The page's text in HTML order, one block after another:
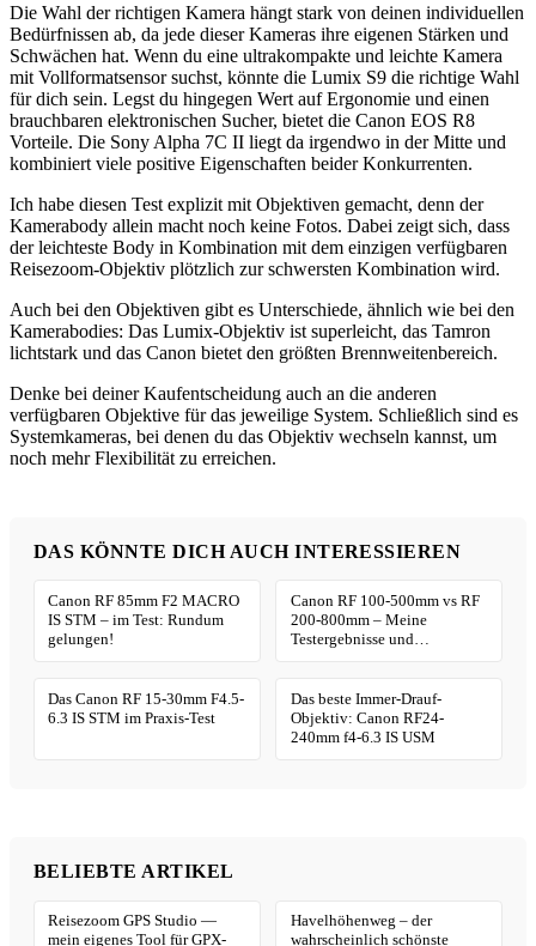
Die Wahl der richtigen Kamera hängt stark von deinen individuellen
Bedürfnissen ab, da jede dieser Kameras ihre eigenen Stärken und
Schwächen hat. Wenn du eine ultrakompakte und leichte Kamera
mit Vollformatsensor suchst, könnte die Lumix S9 die richtige Wahl
für dich sein. Legst du hingegen Wert auf Ergonomie und einen
brauchbaren elektronischen Sucher, bietet die Canon EOS R8
Vorteile. Die Sony Alpha 7C II liegt da irgendwo in der Mitte und
kombiniert viele positive Eigenschaften beider Konkurrenten.
Ich habe diesen Test explizit mit Objektiven gemacht, denn der
Kamerabody allein macht noch keine Fotos. Dabei zeigt sich, dass
der leichteste Body in Kombination mit dem einzigen verfügbaren
Reisezoom-Objektiv plötzlich zur schwersten Kombination wird.
Auch bei den Objektiven gibt es Unterschiede, ähnlich wie bei den
Kamerabodies: Das Lumix-Objektiv ist superleicht, das Tamron
lichtstark und das Canon bietet den größten Brennweitenbereich.
Denke bei deiner Kaufentscheidung auch an die anderen
verfügbaren Objektive für das jeweilige System. Schließlich sind es
Systemkameras, bei denen du das Objektiv wechseln kannst, um
noch mehr Flexibilität zu erreichen.
DAS KÖNNTE DICH AUCH INTERESSIEREN
Canon RF 85mm F2 MACRO
IS STM – im Test: Rundum
gelungen!
Canon RF 100-500mm vs RF
200-800mm – Meine
Testergebnisse und
Das Canon RF 15-30mm F4.5-
6.3 IS STM im Praxis-Test
Das beste Immer-Drauf-
Objektiv: Canon RF24-
240mm f4-6.3 IS USM
BELIEBTE ARTIKEL
Reisezoom GPS Studio —
mein eigenes Tool für GPX-
Havelhöhenweg – der
wahrscheinlich schönste